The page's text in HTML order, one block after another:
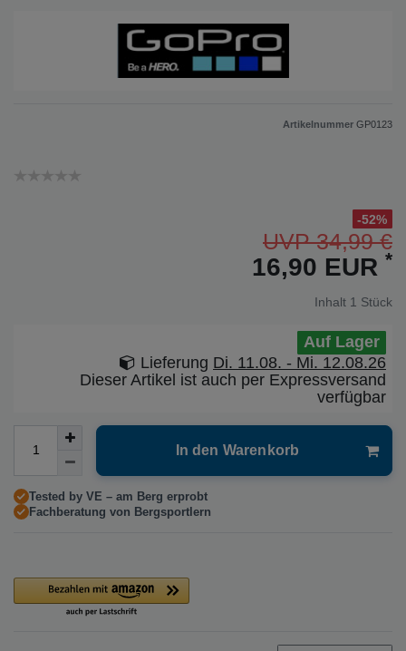
Artikelnummer GP0123
-52%
UVP 34,99 €
16,90 EUR *
Inhalt 1 Stück
Auf Lager
Lieferung Di. 11.08. - Mi. 12.08.26
Dieser Artikel ist auch per Expressversand
verfügbar
In den Warenkorb
Tested by VE – am Berg erprobt
Fachberatung von Bergsportlern